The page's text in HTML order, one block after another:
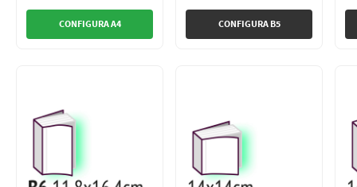
CONFIGURA A4 CONFIGURA B5